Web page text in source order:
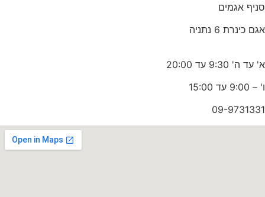
סניף אגמים
אגם כינרת 6 נתניה
א' עד ה' 9:30 עד 20:00
ו' – 9:00 עד 15:00
09-9731331